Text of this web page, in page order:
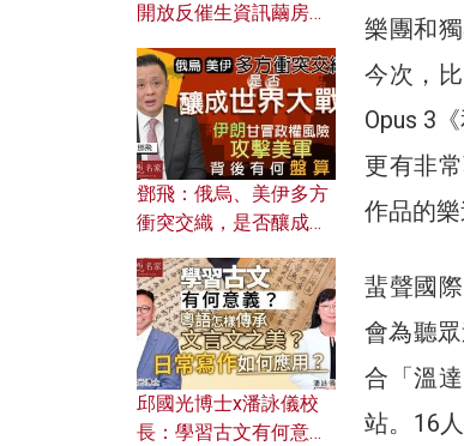
樂團和
今次，
Opus 3
更有非
作品的樂
蜚聲國
會為聽
合「溫
站。16
開放反催生資訊繭房，
何避免遭AI演算法操
控？
鄧飛：俄烏、美伊多方
衝突交織，是否釀成世
風險攻擊美軍，背後有
何盤算？
邱國光博士x潘詠儀校
長：學習古文有何意